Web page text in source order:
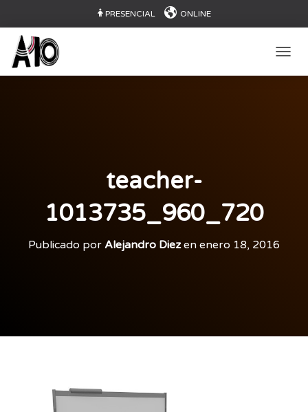
PRESENCIAL ONLINE
teacher-
1013735_960_720
Publicado por Alejandro Diezen enero 18, 2016